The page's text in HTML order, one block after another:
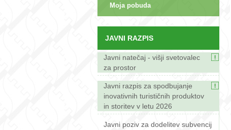
Moja pobuda
JAVNI RAZPIS
Javni natečaj - višji svetovalec
za prostor
Javni razpis za spodbujanje
inovativnih turističnih produktov
in storitev v letu 2026
Javni poziv za dodelitev subvencij